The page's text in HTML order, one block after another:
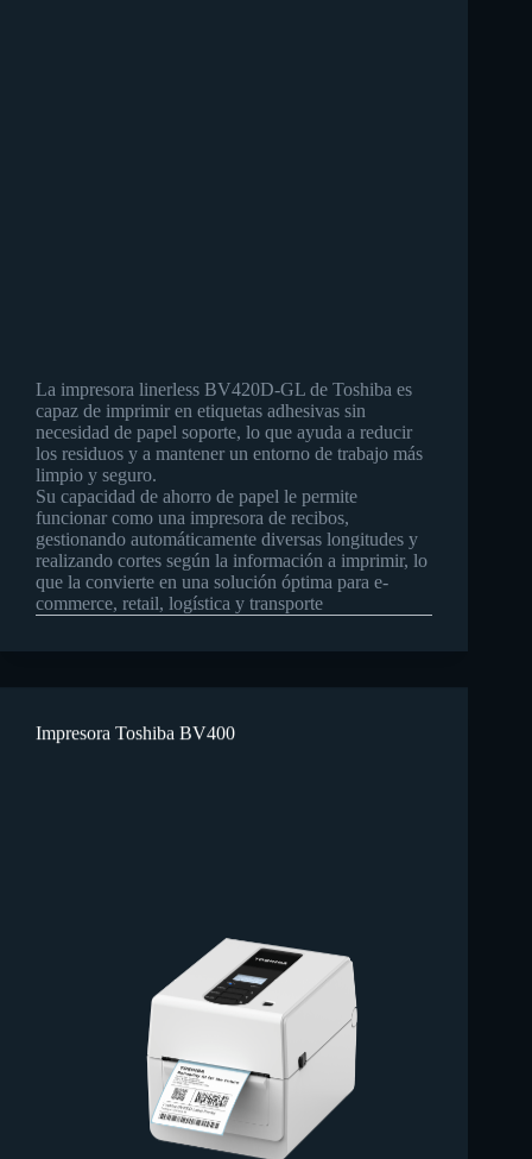
La impresora linerless BV420D-GL de Toshiba es
capaz de imprimir en etiquetas adhesivas sin
necesidad de papel soporte, lo que ayuda a reducir
los residuos y a mantener un entorno de trabajo más
limpio y seguro.
Su capacidad de ahorro de papel le permite
funcionar como una impresora de recibos,
gestionando automáticamente diversas longitudes y
realizando cortes según la información a imprimir, lo
que la convierte en una solución óptima para e-
commerce, retail, logística y transporte
Impresora Toshiba BV400